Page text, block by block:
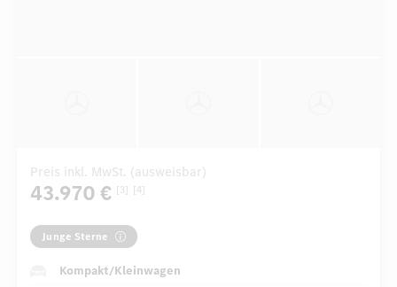
Preis inkl. MwSt. (ausweisbar)
43.970 € [3] [4]
Junge Sterne
Kompakt/Kleinwagen